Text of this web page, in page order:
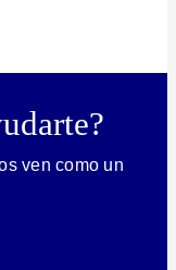
ven como un